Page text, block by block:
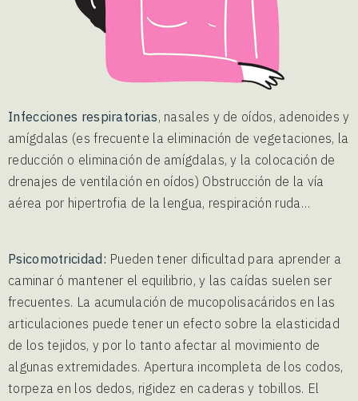
Infecciones respiratorias, nasales y de oídos, adenoides y
amígdalas (es frecuente la eliminación de vegetaciones, la
reducción o eliminación de amígdalas, y la colocación de
drenajes de ventilación en oídos) Obstrucción de la vía
aérea por hipertrofia de la lengua, respiración ruda…
Psicomotricidad: Pueden tener dificultad para aprender a
caminar ó mantener el equilibrio, y las caídas suelen ser
frecuentes. La acumulación de mucopolisacáridos en las
articulaciones puede tener un efecto sobre la elasticidad
de los tejidos, y por lo tanto afectar al movimiento de
algunas extremidades. Apertura incompleta de los codos,
torpeza en los dedos, rigidez en caderas y tobillos. El